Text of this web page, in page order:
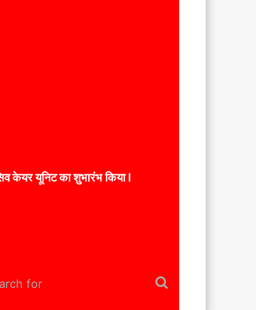
केयर यूनिट का शुभारंभ किया l